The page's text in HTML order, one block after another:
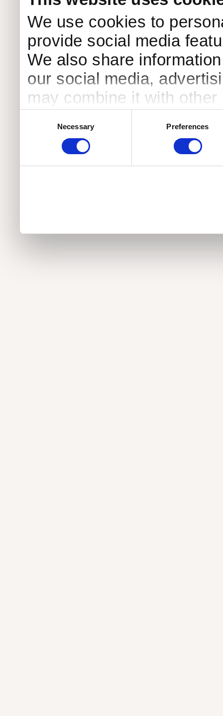
We use cookies to
provide social media
We also share
our social media,
may combine it with
services.
Necessary Preferences